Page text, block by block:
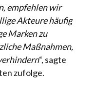
empfehlen wir
Akteure häufig
Marken zu
Maßnahmen,
“, sagte
zufolge.